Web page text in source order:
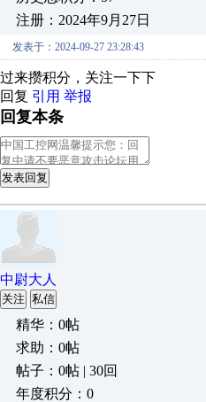
注册：2024年9月27日
发表于：2024-09-27 23:28:43
过来攒积分，关注一下下
回复 引用 举报
回复本条
发表回复
中尉大人
关注 私信
精华：0帖
求助：0帖
帖子：0帖 | 30回
年度积分：0